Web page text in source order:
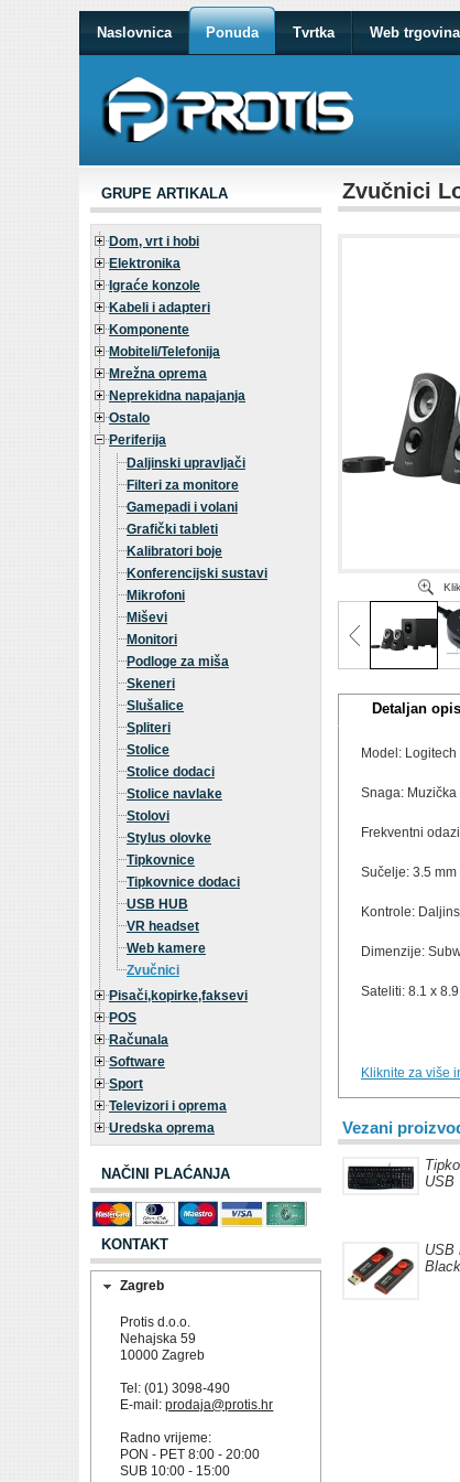
Naslovnica Ponuda Tvrtka Web trgovina
GRUPE ARTIKALA
Dom, vrt i hobi
Elektronika
Igraće konzole
Kabeli i adapteri
Komponente
Mobiteli/Telefonija
Mrežna oprema
Neprekidna napajanja
Ostalo
Periferija
Daljinski upravljači
Filteri za monitore
Gamepadi i volani
Grafički tableti
Kalibratori boje
Konferencijski sustavi
Mikrofoni
Miševi
Monitori
Podloge za miša
Skeneri
Slušalice
Spliteri
Stolice
Stolice dodaci
Stolice navlake
Stolovi
Stylus olovke
Tipkovnice
Tipkovnice dodaci
USB HUB
VR headset
Web kamere
Zvučnici
Pisači,kopirke,faksevi
POS
Računala
Software
Sport
Televizori i oprema
Uredska oprema
NAČINI PLAĆANJA
KONTAKT
Zagreb
Protis d.o.o.
Nehajska 59
10000 Zagreb
Tel: (01) 3098-490
E-mail:prodaja@protis.hr
Radno vrijeme:
PON - PET 8:00 - 20:00
SUB 10:00 - 15:00
Zvučnici
Detaljan opis
Model:
Snaga:
Frekventni
Sučelje: 3.5
Kontrole:
Dimenzije:
Sateliti: 8.1 x
Kliknite za više
Vezani
USB
USB